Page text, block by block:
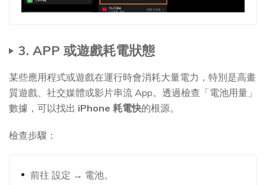
3. APP 或遊戲耗電狀態
某些應用程式或遊戲在運行時會消耗大量電力，特別是高畫
質遊戲、社交媒體或影片串流 App。透過檢查「電池用量」
數據，可以找出 iPhone 耗電快的根源。
檢查步驟：
前往 設定 → 電池。